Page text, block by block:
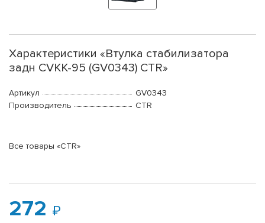
Характеристики «Втулка стабилизатора
задн CVKK-95 (GV0343) CTR»
Артикул
GV0343
Производитель
CTR
Все товары «CTR»
272